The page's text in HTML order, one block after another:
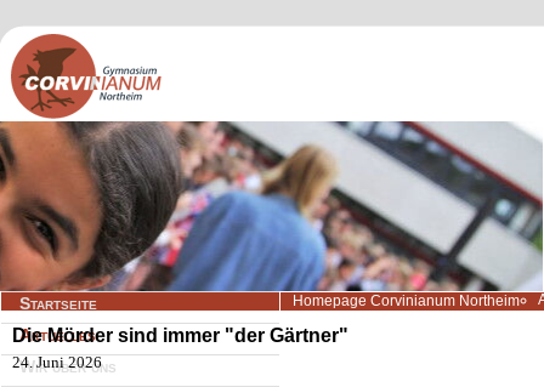
Navigation
überspringen
Startseite
Aktuelles
Wir über uns
Homepage Corvinianum Northeim
Die Mörder sind immer "der Gärtner"
24. Juni 2026